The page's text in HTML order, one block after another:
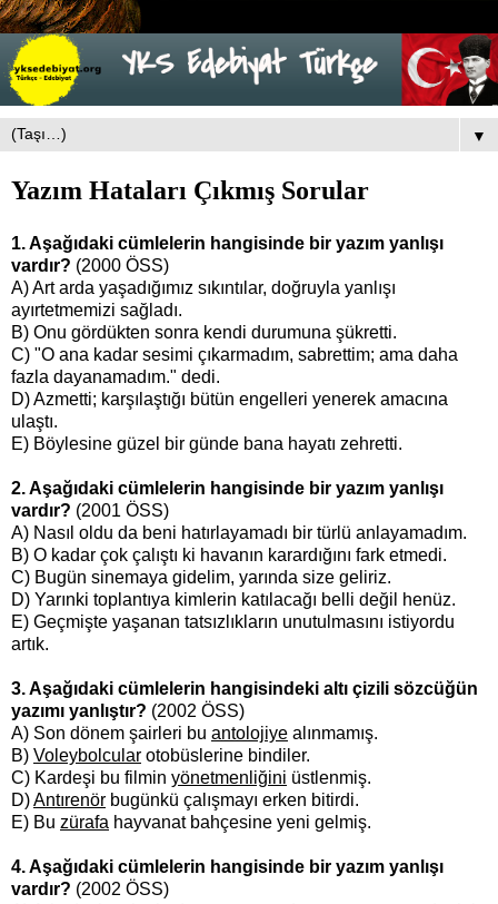
▼
Yazım Hataları Çıkmış Sorular
1. Aşağıdaki cümlelerin hangisinde bir yazım yanlışı
vardır? (2000 ÖSS)
A) Art arda yaşadığımız sıkıntılar, doğruyla yanlışı
ayırtetmemizi sağladı.
B) Onu gördükten sonra kendi durumuna şükretti.
C) "O ana kadar sesimi çıkarmadım, sabrettim; ama daha
fazla dayanamadım." dedi.
D) Azmetti; karşılaştığı bütün engelleri yenerek amacına
ulaştı.
E) Böylesine güzel bir günde bana hayatı zehretti.
2. Aşağıdaki cümlelerin hangisinde bir yazım yanlışı
vardır? (2001 ÖSS)
A) Nasıl oldu da beni hatırlayamadı bir türlü anlayamadım.
B) O kadar çok çalıştı ki havanın karardığını fark etmedi.
C) Bugün sinemaya gidelim, yarında size geliriz.
D) Yarınki toplantıya kimlerin katılacağı belli değil henüz.
E) Geçmişte yaşanan tatsızlıkların unutulmasını istiyordu
artık.
3. Aşağıdaki cümlelerin hangisindeki altı çizili sözcüğün
yazımı yanlıştır? (2002 ÖSS)
A) Son dönem şairleri bu antolojiye alınmamış.
B) Voleybolcular otobüslerine bindiler.
C) Kardeşi bu filmin yönetmenliğini üstlenmiş.
D)Antırenör bugünkü çalışmayı erken bitirdi.
E) Bu zürafa hayvanat bahçesine yeni gelmiş.
4. Aşağıdaki cümlelerin hangisinde bir yazım yanlışı
vardır? (2002 ÖSS)